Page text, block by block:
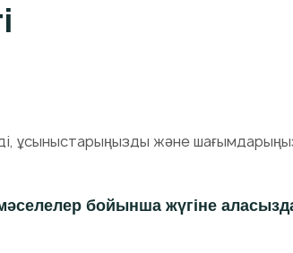
ұсыныстарыңызды және
бойынша жүгіне